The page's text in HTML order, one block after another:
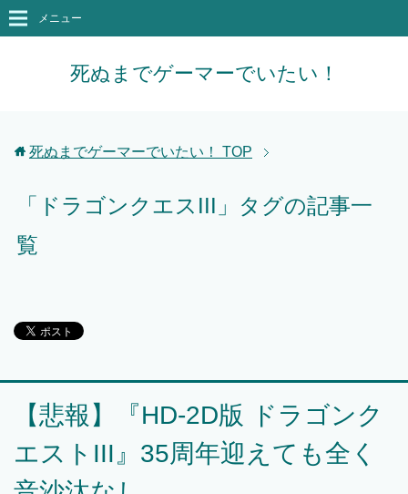
死ぬまでゲーマーでいたい！
メニュー
死ぬまでゲーマーでいたい！ TOP
「ドラゴンクエスIII」タグの記事一
覧
【悲報】『HD-2D版 ドラゴンク
エストIII』35周年迎えても全く